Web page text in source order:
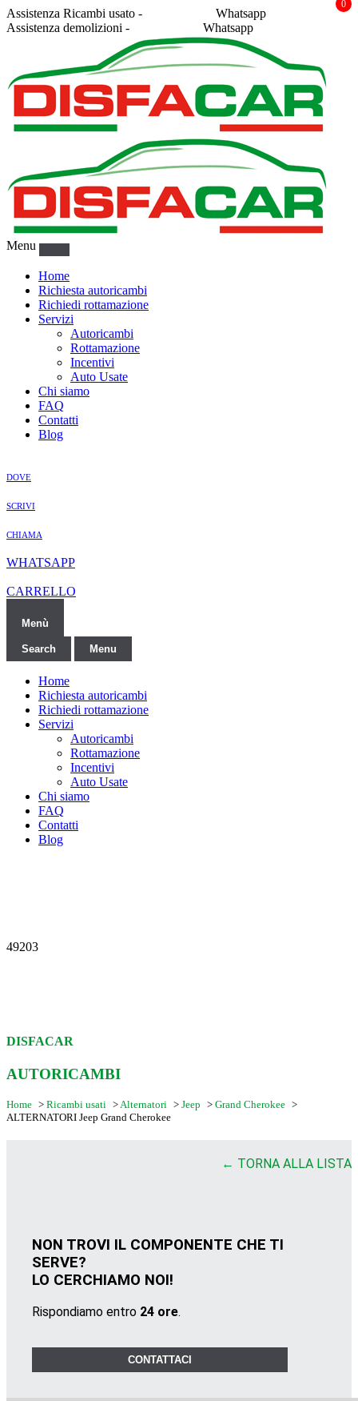
Assistenza Ricambi usato -
Whatsapp
Assistenza demolizioni -
Whatsapp
Menu
Home
Richiesta autoricambi
Richiedi rottamazione
Servizi
Autoricambi
Rottamazione
Incentivi
Auto Usate
Chi siamo
FAQ
Contatti
Blog
DOVE
SCRIVI
CHIAMA
WHATSAPP
0
CARRELLO
Menù
Search Menu
Home
Richiesta autoricambi
Richiedi rottamazione
Servizi
Autoricambi
Rottamazione
Incentivi
Auto Usate
Chi siamo
FAQ
Contatti
Blog
49203
DISFACAR
AUTORICAMBI
Home > Ricambi usati >Alternatori > Jeep > Grand Cherokee >
ALTERNATORI Jeep Grand Cherokee
← TORNA ALLA LISTA
NON TROVI IL COMPONENTE CHE TI
SERVE?
LO CERCHIAMO NOI!
Rispondiamo entro 24 ore.
CONTATTACI